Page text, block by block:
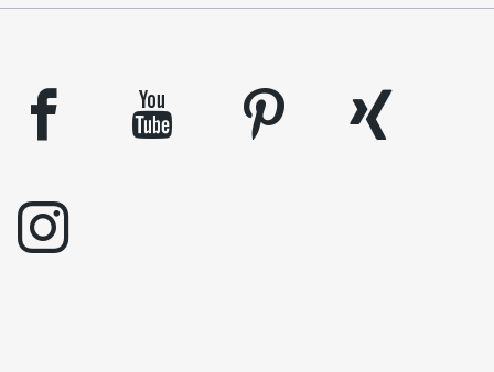
facebook youtube pinterest
xing
instagram